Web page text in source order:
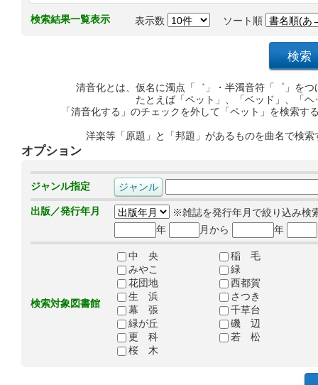
検索結果一覧表示 表示数 ソート順
清音化とは、仮名に濁点「゛」・半濁音符「゜」を
たとえば「ペット」、「ベッド」、「
「清音化する」のチェックを外して「ペット」を検索
洋楽等「原題」と「邦題」があるものを曲名で検
オプション
ジャンル指定
出版／発行年月
※雑誌を発行年月で絞り込み検
年
月から 年
検索対象図書館
中 央
稲 毛
みやこ
緑
花団地
西都賀
生 浜
さつき
幕 張
千草台
緑が丘
磯 辺
更 科
若 松
桜 木